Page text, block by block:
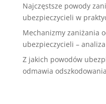
Najczęstsze powody
ubezpieczycieli w
Mechanizmy zaniżania
ubezpieczycieli – analiza
Z jakich powodów
odmawia